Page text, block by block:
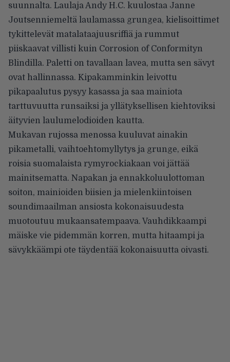
suunnalta. Laulaja Andy H.C. kuulostaa Janne
Joutsenniemeltä laulamassa grungea, kielisoittimet
tykittelevät matalataajuusriffiä ja rummut
piiskaavat villisti kuin Corrosion of Conformityn
Blindilla. Paletti on tavallaan lavea, mutta sen sävyt
ovat hallinnassa. Kipakamminkin leivottu
pikapaalutus pysyy kasassa ja saa mainiota
tarttuvuutta runsaiksi ja yllätyksellisen kiehtoviksi
äityvien laulumelodioiden kautta.
Mukavan rujossa menossa kuuluvat ainakin
pikametalli, vaihtoehtomyllytys ja grunge, eikä
roisia suomalaista rymyrockiakaan voi jättää
mainitsematta. Napakan ja ennakkoluulottoman
soiton, mainioiden biisien ja mielenkiintoisen
soundimaailman ansiosta kokonaisuudesta
muotoutuu mukaansatempaava. Vauhdikkaampi
mäiske vie pidemmän korren, mutta hitaampi ja
sävykkäämpi ote täydentää kokonaisuutta oivasti.